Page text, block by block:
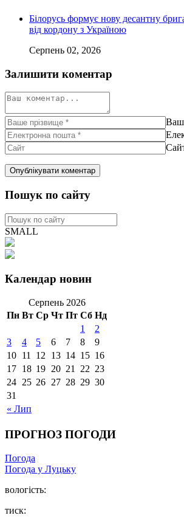
Білорусь формує нову десантну
від кордону з Україною
Серпень 02, 2026
Залишити коментар
Пошук по сайту
SMALL
Календар новин
Серпень 2026
Пн Вт Ср Чт Пт Сб Нд
« Лип
1
2
3
4 5 6 7 8
9
10 11 12 13 14 15 16
17 18 19 20 21 22 23
24 25 26 27 28 29 30
31
ПРОГНОЗ ПОГОДИ
Погода
Погода у Луцьку
вологість:
тиск: